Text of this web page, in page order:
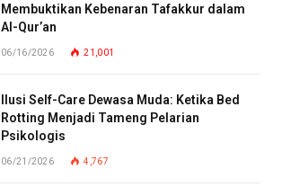
Membuktikan Kebenaran Tafakkur dalam
Al-Qur’an
06/16/2026 21,001
Ilusi Self-Care Dewasa Muda: Ketika Bed
Rotting Menjadi Tameng Pelarian
Psikologis
06/21/2026 4,767